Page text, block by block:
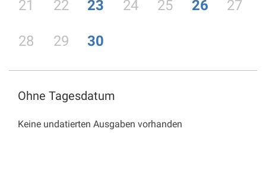
21 22 23 24 25 26 27
28 29 30
Ohne Tagesdatum
Keine undatierten Ausgaben vorhanden